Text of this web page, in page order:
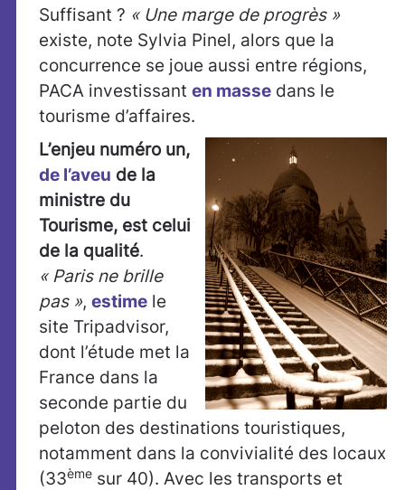
Suffisant ? « Une marge de progrès »
existe, note Sylvia Pinel, alors que la
concurrence se joue aussi entre régions,
PACA investissant en masse dans le
tourisme d’affaires.
L’enjeu numéro un,
de l’aveu de la
ministre du
Tourisme, est celui
de la qualité.
« Paris ne brille
pas », estime le
site Tripadvisor,
dont l’étude met la
France dans la
seconde partie du
peloton des destinations touristiques,
notamment dans la convivialité des locaux
(33ème sur 40). Avec les transports et